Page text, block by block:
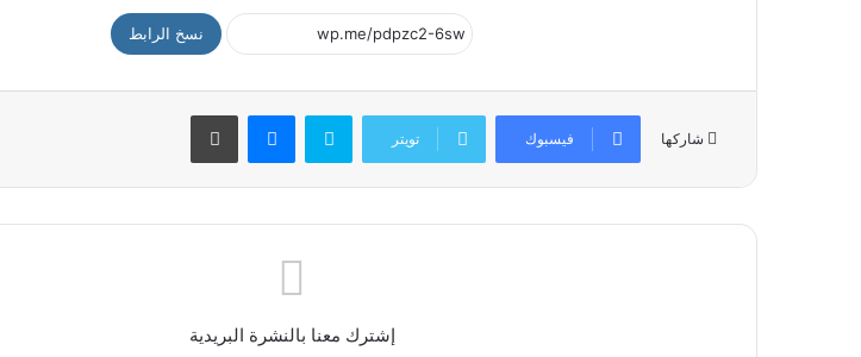
نسخ الرابط
شاركها فيسبوك تويتر
سكايب
إشترك معنا بالنشرة البريدية